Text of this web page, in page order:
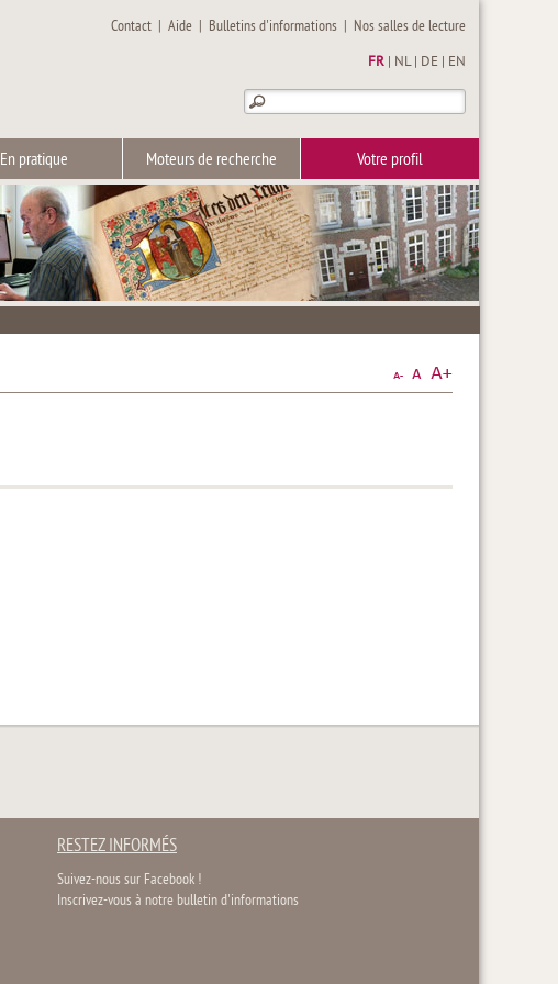
Contact |Aide | Bulletins d'informations | Nos salles de lecture
FR NL| DE EN
En pratique Moteurs de recherche Votre profil
RESTEZ INFORMÉS
Suivez-nous sur Facebook !
Inscrivez-vous à notre bulletin d'informations